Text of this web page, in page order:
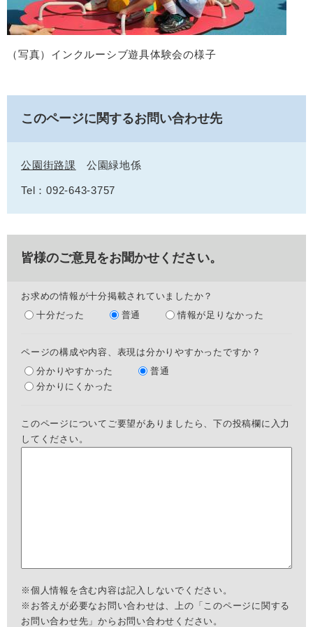
（写真）インクルーシブ遊具体験会の様子
このページに関するお問い合わせ先
公園街路課 公園緑地係
Tel：092-643-3757
皆様のご意見をお聞かせください。
お求めの情報が十分掲載されていましたか？
十分だった
普通 情報が足りなかった
ページの構成や内容、表現は分かりやすかったですか？
分かりやすかった
普通
分かりにくかった
このページについてご要望がありましたら、下の投稿欄に入力
してください。
※個人情報を含む内容は記入しないでください。
※お答えが必要なお問い合わせは、上の「このページに関する
お問い合わせ先」からお問い合わせください。